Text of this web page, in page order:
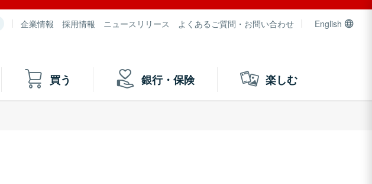
企業情報 採用情報 ニュースリリース よくあるご質問・お問い合わせ English
買う 銀行・保険 楽しむ